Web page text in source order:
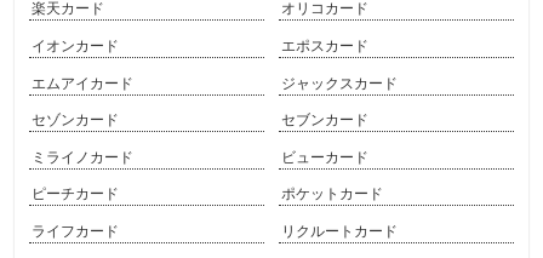
楽天カード オリコカード
イオンカード エポスカード
エムアイカード ジャックスカード
セゾンカード セブンカード
ミライノカード ビューカード
ピーチカード ポケットカード
ライフカード リクルートカード